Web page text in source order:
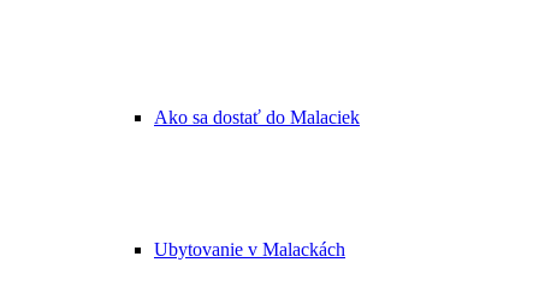
Ako sa dostať do Malaciek
Ubytovanie v Malackách